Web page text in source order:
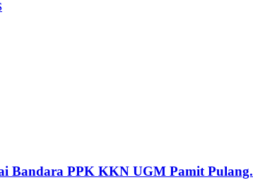
Bandara PPK KKN UGM Pamit Pulang.